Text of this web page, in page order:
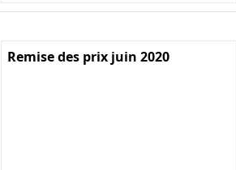
Remise des prix juin 2020